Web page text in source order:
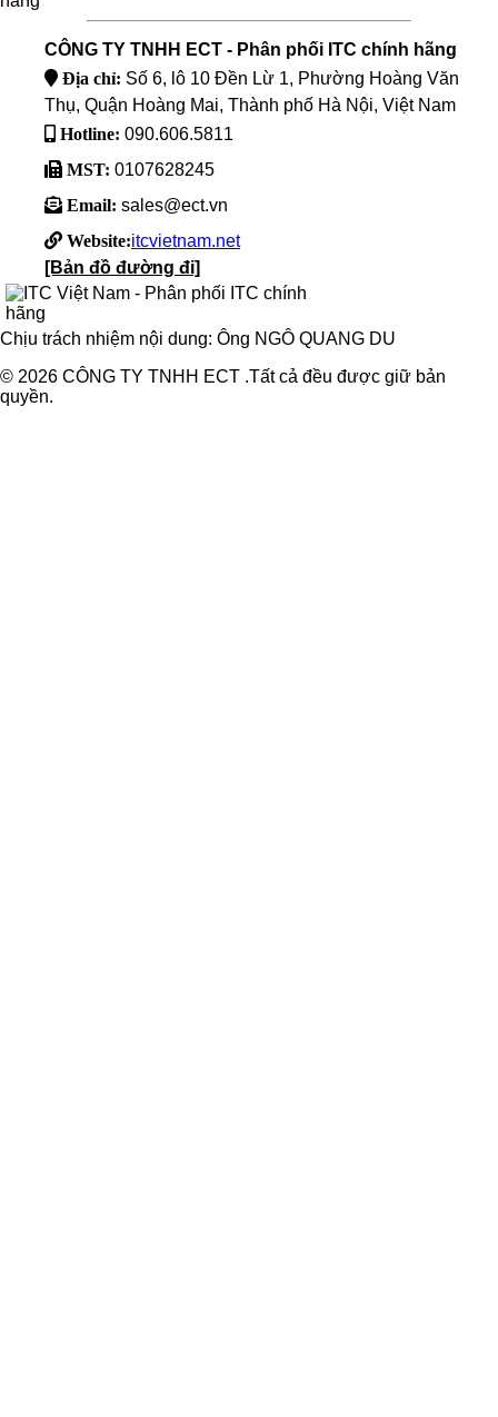
CÔNG TY TNHH ECT - Phân phối ITC chính hãng
Địa chỉ: Số 6, lô 10 Đền Lừ 1, Phường Hoàng Văn
Thụ, Quận Hoàng Mai, Thành phố Hà Nội, Việt Nam
Hotline: 090.606.5811
MST: 0107628245
Email: sales@ect.vn
Website:itcvietnam.net
[Bản đồ đường đi]
Chịu trách nhiệm nội dung: Ông NGÔ QUANG DU
© 2026 CÔNG TY TNHH ECT .Tất cả đều được giữ bản
quyền.